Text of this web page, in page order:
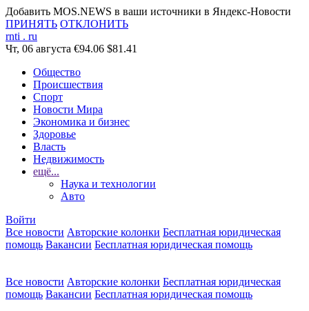
Добавить MOS.NEWS в ваши источники в Яндекс-Новости
ПРИНЯТЬ ОТКЛОНИТЬ
rnti . ru
Чт, 06 августа €94.06 $81.41
Общество
Происшествия
Спорт
Новости Мира
Экономика и бизнес
Здоровье
Власть
Недвижимость
ещё...
Наука и технологии
Авто
Войти
Все новости Авторские колонки Бесплатная юридическая
помощь Вакансии Бесплатная юридическая помощь
Все новости Авторские колонки Бесплатная юридическая
помощь Вакансии Бесплатная юридическая помощь